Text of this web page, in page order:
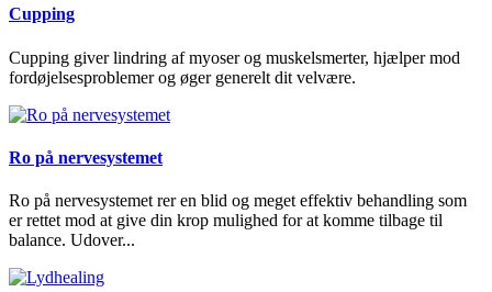
Cupping
Cupping giver lindring af myoser og muskelsmerter, hjælper mod
fordøjelsesproblemer og øger generelt dit velvære.
Ro på nervesystemet
Ro på nervesystemet rer en blid og meget effektiv behandling som
er rettet mod at give din krop mulighed for at komme tilbage til
balance. Udover...